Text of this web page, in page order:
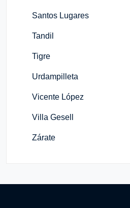
Santos Lugares
Tandil
Tigre
Urdampilleta
Vicente López
Villa Gesell
Zárate